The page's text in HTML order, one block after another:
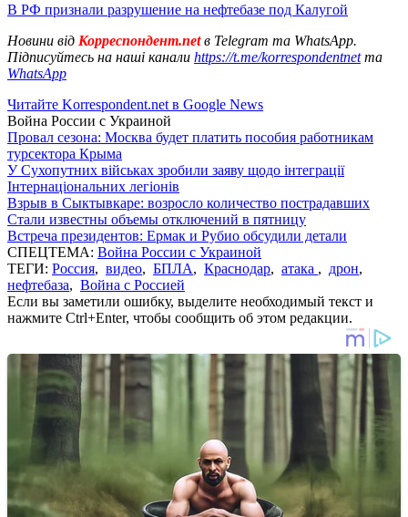
В РФ признали разрушение на нефтебазе под Калугой
Новини від Корреспондент.netв Telegram та WhatsApp.
Підписуйтесь на наші канали https://t.me/korrespondentnetта
WhatsApp
Читайте Korrespondent.net в Google News
Война России с Украиной
Провал сезона: Москва будет платить пособия работникам
турсектора Крыма
У Сухопутних військах зробили заяву щодо інтеграції
Інтернаціональних легіонів
Взрыв в Сыктывкаре: возросло количество пострадавших
Стали известны объемы отключений в пятницу
Встреча президентов: Ермак и Рубио обсудили детали
СПЕЦТЕМА: Война России с Украиной
ТЕГИ: Россия, видео, БПЛА, Краснодар, атака , дрон,
нефтебаза, Война с Россией
Если вы заметили ошибку, выделите необходимый текст и
нажмите Ctrl+Enter, чтобы сообщить об этом редакции.